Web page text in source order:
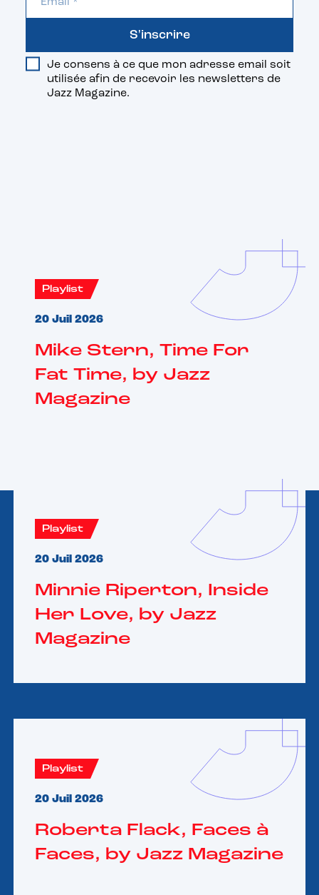
Je consens à ce que mon adresse email soit
utilisée afin de recevoir les newsletters de
Jazz Magazine.
S'inscrire
Playlist
20 Juil 2026
Mike Stern, Time For
Fat Time, by Jazz
Magazine
Playlist
20 Juil 2026
Minnie Riperton, Inside
Her Love, by Jazz
Magazine
Playlist
20 Juil 2026
Roberta Flack, Faces à
Faces, by Jazz Magazine